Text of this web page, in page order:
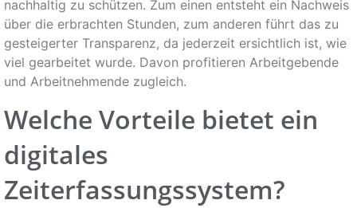
nachhaltig zu schützen. Zum einen entsteht ein Nachweis
über die erbrachten Stunden, zum anderen führt das zu
gesteigerter Transparenz, da jederzeit ersichtlich ist, wie
viel gearbeitet wurde. Davon profitieren Arbeitgebende
und Arbeitnehmende zugleich.
Welche Vorteile bietet ein
digitales
Zeiterfassungssystem?